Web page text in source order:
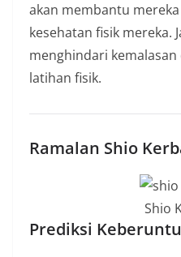
akan membantu
kesehatan fisik mereka.
menghindari
latihan fisik.
Ramalan Shio
Shio
Prediksi